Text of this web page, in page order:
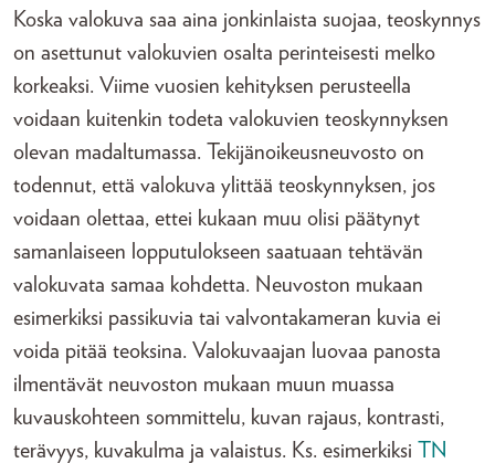
Koska valokuva saa aina jonkinlaista suojaa, teoskynnys
on asettunut valokuvien osalta perinteisesti melko
korkeaksi. Viime vuosien kehityksen perusteella
voidaan kuitenkin todeta valokuvien teoskynnyksen
olevan madaltumassa. Tekijänoikeusneuvosto on
todennut, että valokuva ylittää teoskynnyksen, jos
voidaan olettaa, ettei kukaan muu olisi päätynyt
samanlaiseen lopputulokseen saatuaan tehtävän
valokuvata samaa kohdetta. Neuvoston mukaan
esimerkiksi passikuvia tai valvontakameran kuvia ei
voida pitää teoksina. Valokuvaajan luovaa panosta
ilmentävät neuvoston mukaan muun muassa
kuvauskohteen sommittelu, kuvan rajaus, kontrasti,
terävyys, kuvakulma ja valaistus. Ks. esimerkiksi
TN